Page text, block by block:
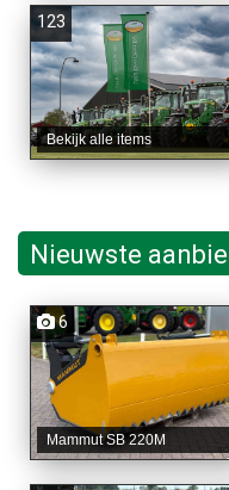
123
Bekijk alle items
Nieuwste
6
Mammut SB 220M